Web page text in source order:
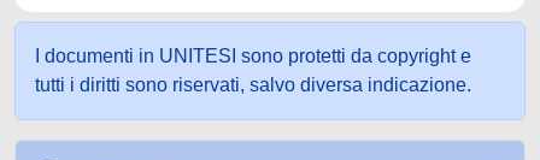
I documenti in UNITESI sono protetti da copyright e
tutti i diritti sono riservati, salvo diversa indicazione.